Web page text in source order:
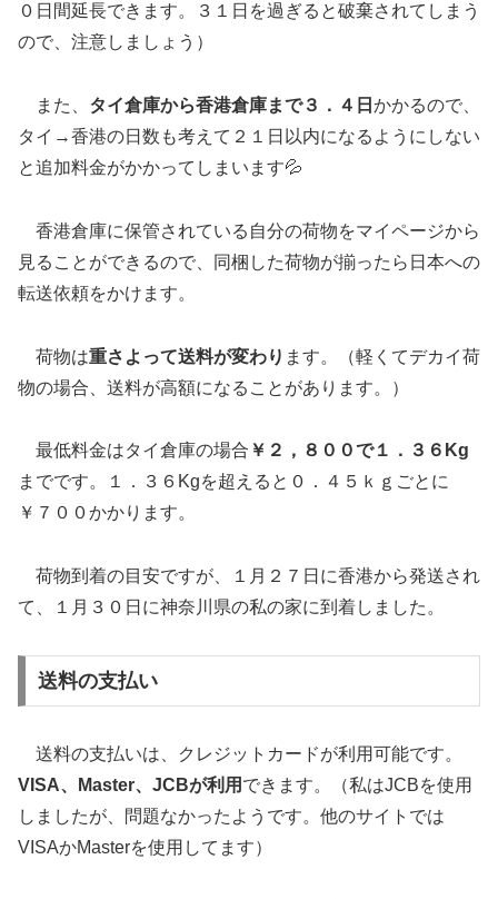
０日間延長できます。３１日を過ぎると破棄されてしまう
ので、注意しましょう）
また、 タイ倉庫から香港倉庫まで３．４日 かかるので、
タイ→香港の日数も考えて２１日以内になるようにしない
と追加料金がかかってしまいます💦
香港倉庫に保管されている自分の荷物をマイページから
見ることができるので、同梱した荷物が揃ったら日本への
転送依頼をかけます。
荷物は重さよって送料が変わり ます。（軽くてデカイ荷
物の場合、送料が高額になることがあります。）
最低料金はタイ倉庫の場合 ￥２，８００で１．３６Kg
までです。１．３６Kgを超えると０．４５ｋｇごとに
￥７００かかります。
荷物到着の目安ですが、１月２７日に香港から発送され
て、１月３０日に神奈川県の私の家に到着しました。
送料の支払い
送料の支払いは、クレジットカードが利用可能です。
VISA、Master、JCBが利用 できます。（私はJCBを使用
しましたが、問題なかったようです。他のサイトでは
VISAかMasterを使用してます）